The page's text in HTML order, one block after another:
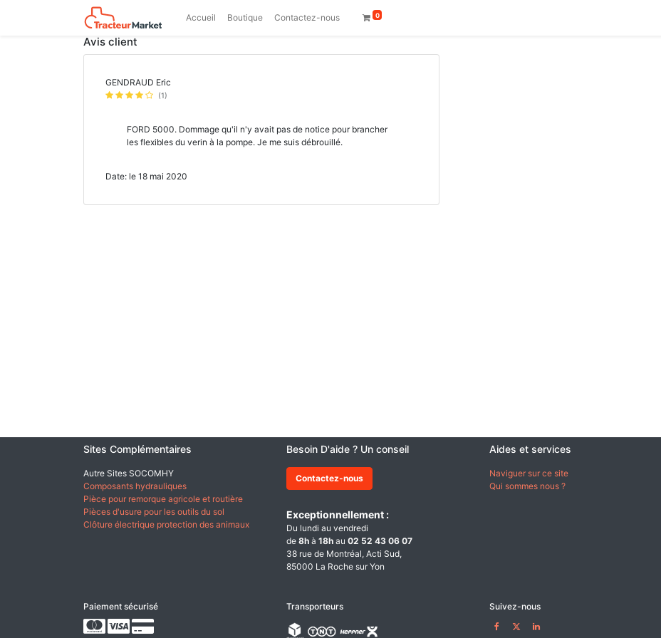
Accueil Boutique Contactez-nous 0
Avis client
GENDRAUD Eric
(1)
FORD 5000. Dommage qu'il n'y avait pas de notice pour brancher
les flexibles du verin à la pompe. Je me suis débrouillé.
Date: le 18 mai 2020
Sites Complémentaires
Autre Sites SOCOMHY
Composants hydrauliques
Pièce pour remorque agricole et routière
Pièces d'usure pour les outils du sol
Clôture électrique protection des animaux
Besoin D'aide ? Un conseil
Contactez-nous
Exceptionnellement :
Du lundi au vendredi
de 8h à 18h au 02 52 43 06 07
38 rue de Montréal, Acti Sud,
85000 La Roche sur Yon
Aides et services
Naviguer sur ce site
Qui sommes nous ?
Paiement sécurisé Transporteurs Suivez-nous